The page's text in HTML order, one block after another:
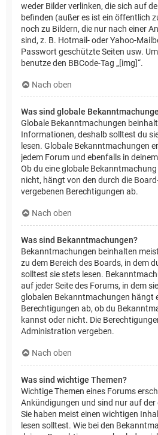
weder Bilder verlinken, die sich auf
befinden (außer es ist ein öffentlich
noch zu Bildern, die nur nach einer
sind, z. B. Hotmail- oder Yahoo-
Passwort geschützte Seiten usw.
benutze den BBCode-Tag „[img]“.
Nach oben
Was sind globale
Globale Bekanntmachungen
Informationen, deshalb solltest du
lesen. Globale Bekanntmachungen
jedem Forum und ebenfalls in
Ob du eine globale
nicht, hängt von den durch die
vergebenen Berechtigungen ab.
Nach oben
Was sind Bekanntmachungen?
Bekanntmachungen beinhalten
zu dem Bereich des Boards, in dem
solltest sie stets lesen.
auf jeder Seite des Forums, in dem
globalen Bekanntmachungen hängt
Berechtigungen ab, ob du
kannst oder nicht. Die
Administration vergeben.
Nach oben
Was sind wichtige Themen?
Wichtige Themen eines Forums
Ankündigungen und sind nur auf der
Sie haben meist einen wichtigen
lesen solltest. Wie bei den